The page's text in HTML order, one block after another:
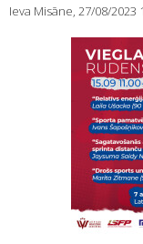
Ieva Misāne, 27/08/2023